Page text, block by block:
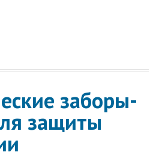
заборы-
защиты